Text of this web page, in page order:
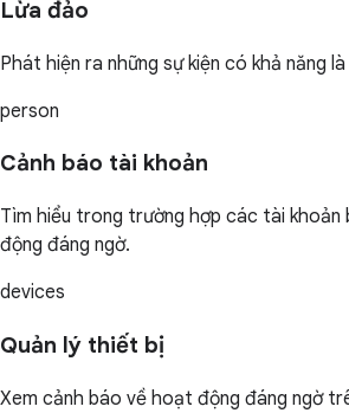
Lừa đảo
Phát hiện ra những sự kiện có khả năng
person
Cảnh báo tài khoản
Tìm hiểu trong trường hợp các tài
động đáng ngờ.
devices
Quản lý thiết bị
Xem cảnh báo về hoạt động đáng ngờ